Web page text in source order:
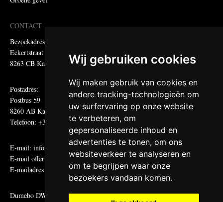
Wij gebruiken cookies
Wij maken gebruik van cookies en
andere tracking-technologieën om
uw surfervaring op onze website
te verbeteren, om
gepersonaliseerde inhoud en
advertenties te tonen, om ons
websiteverkeer te analyseren en
om te begrijpen waar onze
bezoekers vandaan komen.
CONTACT
Bezoekadres:
Eckertstraat 75
8263 CB Kampen
Postadres:
Postbus 59
8260 AB Kampen
Telefoon: +31 (0)38 331 81 81
E-mail: informatie@metadecor.nl
E-mail offertes:
calculatie@metadecor.nl
E-mailadres administratie:facturen@metadecor.nl
Dumebo DWS voorwaarden